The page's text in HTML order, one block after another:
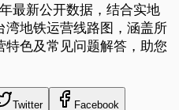
最新公开数据，结合实地
地铁运营线路图，涵盖所
色及常见问题解答，助您
Twitter Facebook